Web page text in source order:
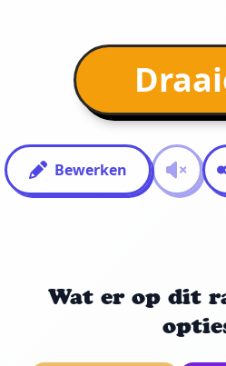
Bewerken
Wat er op dit